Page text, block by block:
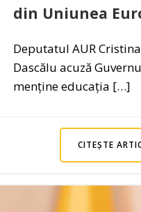
din Uniunea
Deputatul AUR
Dascălu acuză
menține educația […]
CITEȘTE